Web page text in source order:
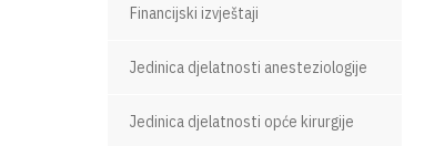
Financijski izvještaji
Jedinica djelatnosti anesteziologije
Jedinica djelatnosti opće kirurgije